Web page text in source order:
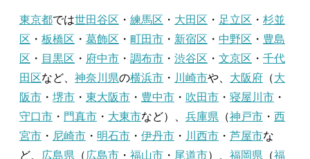
東京都では世田谷区 ・ 練馬区 ・ 大田区 ・ 足立区 ・ 杉並
区 ・ 板橋区 ・ 葛飾区 ・ 町田市 ・ 新宿区 ・ 中野区 ・ 豊島
区 ・ 目黒区 ・ 府中市 ・ 調布市 ・ 渋谷区 ・ 文京区 ・ 千代
田区など、 神奈川県の横浜市 ・ 川崎市や、 大阪府 （大
阪市 ・ 堺市 ・ 東大阪市 ・ 豊中市 ・ 吹田市 ・ 寝屋川市 ・
守口市 ・ 門真市 ・ 大東市など）、 兵庫県 （神戸市 ・ 西
宮市 ・ 尼崎市 ・ 明石市 ・ 伊丹市 ・ 川西市 ・ 芦屋市な
ど、
広島県 （ 広島市 ・ 福山市 ・ 尾道市）、 福岡県 （福